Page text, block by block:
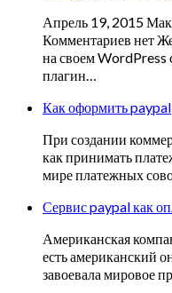
Апрель 19, 2015
Комментариев нет
на своем WordPress
плагин…
Как оформить paypal
При создании
как принимать
мире платежных
Сервис paypal как
Американская
есть американский
завоевала мировое